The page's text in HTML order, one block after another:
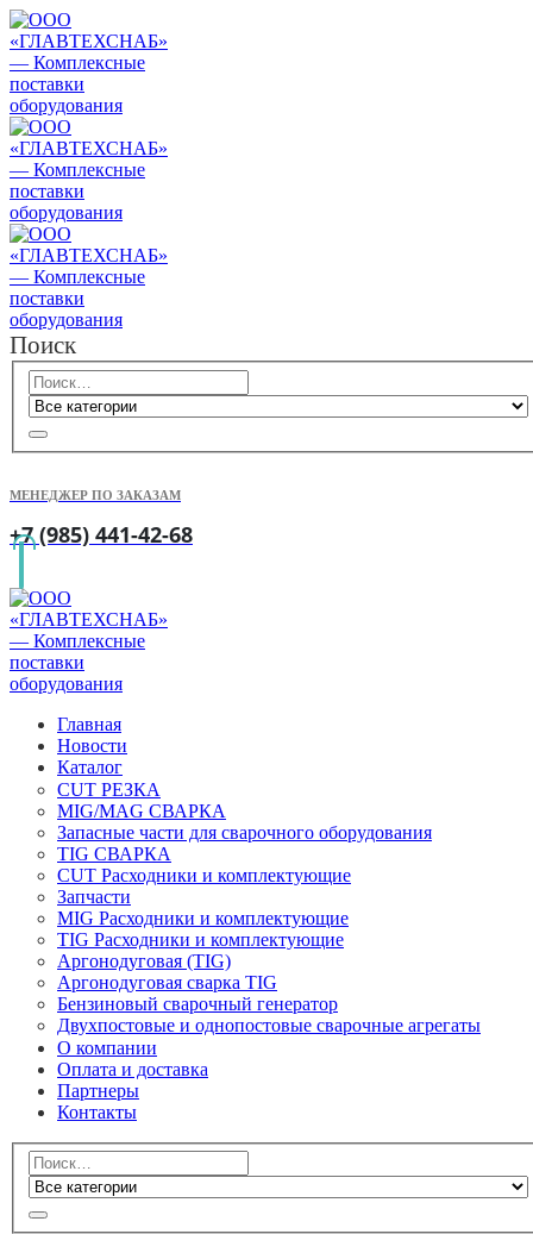
Поиск
МЕНЕДЖЕР ПО ЗАКАЗАМ
+7 (985) 441-42-68
Главная
Новости
Каталог
CUT РЕЗКА
MIG/MAG СВАРКА
Запасные части для сварочного оборудования
TIG СВАРКА
CUT Расходники и комплектующие
Запчасти
MIG Расходники и комплектующие
TIG Расходники и комплектующие
Аргонодуговая (TIG)
Аргонодуговая сварка TIG
Бензиновый сварочный генератор
Двухпостовые и однопостовые сварочные агрегаты
О компании
Оплата и доставка
Партнеры
Контакты